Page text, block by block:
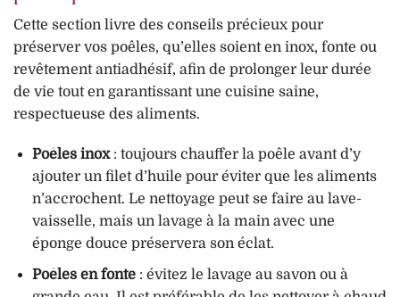
Cette section livre des conseils précieux pour
préserver vos poêles, qu’elles soient en inox, fonte ou
revêtement antiadhésif, afin de prolonger leur durée
de vie tout en garantissant une cuisine saine,
respectueuse des aliments.
Poêles inox: toujours chauffer la poêle avant d’y
ajouter un filet d’huile pour éviter que les aliments
n’accrochent. Le nettoyage peut se faire au lave-
vaisselle, mais un lavage à la main avec une
éponge douce préservera son éclat.
Poêles en fonte: évitez le lavage au savon ou à